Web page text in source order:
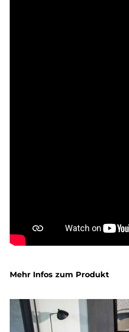
Mehr Infos zum Produkt